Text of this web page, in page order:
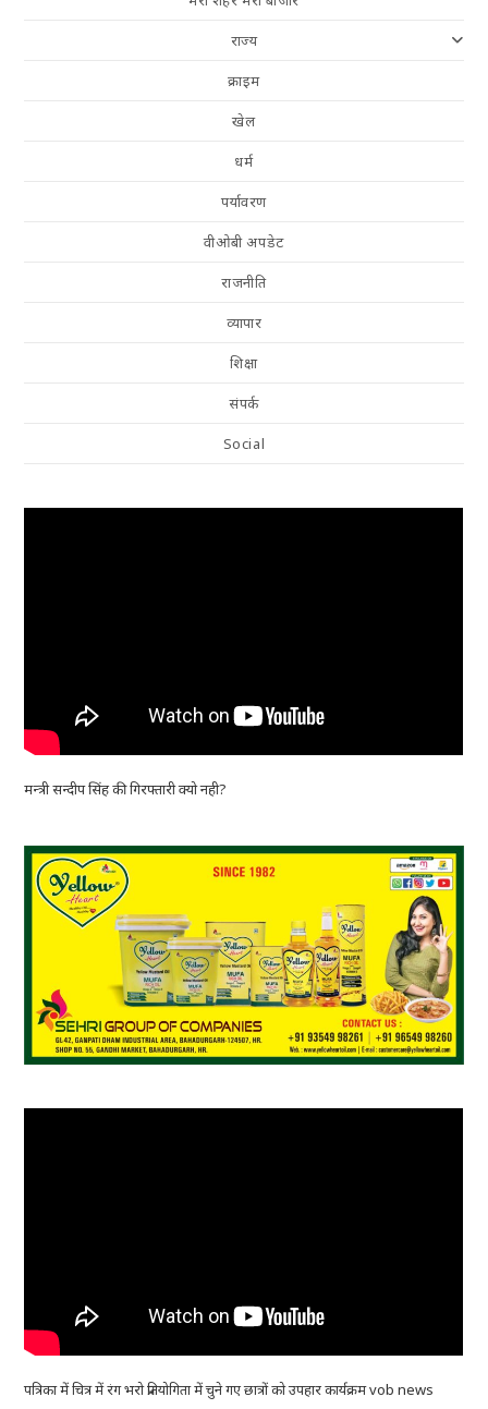
राज्य
क्राइम
खेल
धर्म
पर्यावरण
वीओबी अपडेट
राजनीति
व्यापार
शिक्षा
संपर्क
Social
मन्त्री सन्दीप सिंह की गिरफ्तारी क्यो नही?
पत्रिका में चित्र में रंग भरो प्रतियोगिता में चुने गए छात्रों को उपहार कार्यक्रम vob news